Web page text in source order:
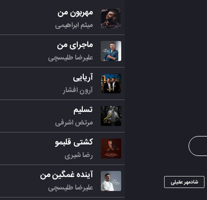
شادمهر عقیلی
مهربون من
میثم ابراهیمی
ماجرای من
علیرضا طلیسچی
آریایی
آرون افشار
تسلیم
مرتض اشرفی
کشتی قلبمو
رضا شیری
آینده غمگین من
علیرضا طلیسچی